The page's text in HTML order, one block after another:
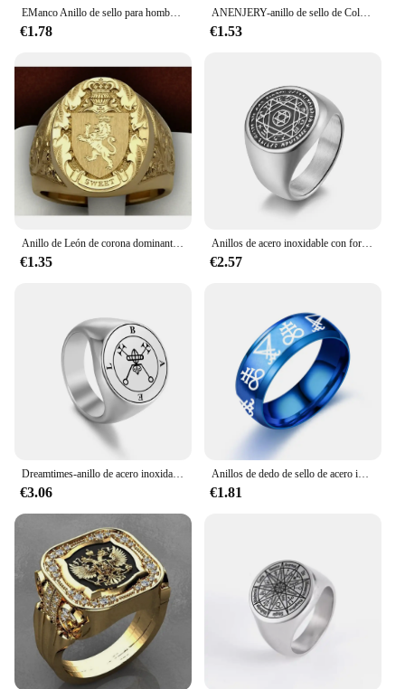
EManco Anillo de sello para hombres y mujeres Estilo simple Serie de acero inoxidable Tienda Joyería de explosión Anillo de corte suave Joyería de moda
€1.78
ANENJERY-anillo de sello de Color plateado para mujer y hombre, anillo redondo de oro, joyería geométrica para fiesta, regalos
€1.53
Anillo de León de corona dominante de nicho de moda Simple, sello real personalizado, accesorios de anillo de fiesta de moda callejera para hombres
€1.35
Anillos de acero inoxidable con forma de estrella de seis puntas para hombre, sortija de sello de Solomon, color dorado y plateado, accesorios de la suerte, regalo de joyería Vintage
€2.57
€3.06
Anillos de dedo de sello de acero inoxidable de 8mm, Sigil Of Lucifer, Satán, anillo de sello gótico, motorista, Punk, Color plateado, regalo de joyería para hombres
€1.81